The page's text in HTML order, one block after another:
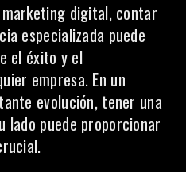
marketing digital, contar
especializada puede
el éxito y el
empresa. En un
evolución, tener una
lado puede proporcionar